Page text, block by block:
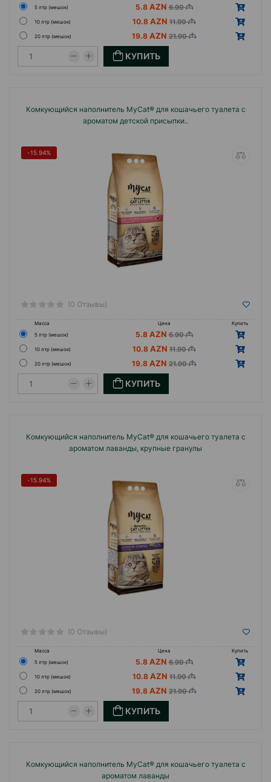
5 лтр (мешок)
5.8 6.90
10 лтр (мешок) 10.8 11.90
20 лтр (мешок) 19.8 21.90
КУПИТЬ
Комкующийся наполнитель MyCat® для кошачьего туалета с
ароматом детской присыпки..
-15.94%
(0 Отзывы)
Масса Цена
Купить
5 лтр (мешок)
5.8 6.90
10 лтр (мешок) 10.8 11.90
20 лтр (мешок) 19.8 21.90
КУПИТЬ
Комкующийся наполнитель MyCat® для кошачьего туалета с
ароматом лаванды, крупные гранулы
-15.94%
(0 Отзывы)
Масса Цена
Купить
5 лтр (мешок)
5.8 6.90
10 лтр (мешок) 10.8 11.90
20 лтр (мешок) 19.8 21.90
КУПИТЬ
Комкующийся наполнитель MyCat® для кошачьего туалета с
ароматом лаванды